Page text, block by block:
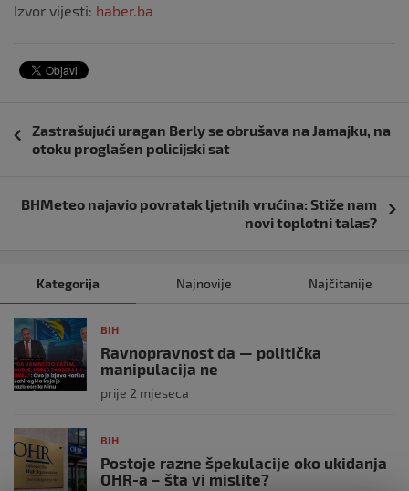
Izvor vijesti: haber.ba
objava
Zastrašujući uragan Berly se obrušava na Jamajku, na
otoku proglašen policijski sat
BHMeteo najavio povratak ljetnih vrućina: Stiže nam
novi toplotni talas?
Kategorija Najnovije Najčitanije
BIH
Ravnopravnost da — politička
manipulacija ne
prije 2 mjeseca
BIH
Postoje razne špekulacije oko ukidanja
OHR-a – šta vi mislite?